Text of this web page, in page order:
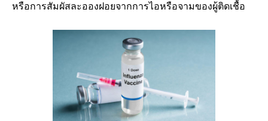
หรือการสัมผัสละอองฝอยจากการไอหรือจามของผู้ติดเชื้อ